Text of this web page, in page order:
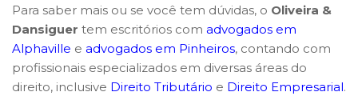
Para saber mais ou se você tem dúvidas, o Oliveira &
Dansiguer tem escritórios com advogados em
Alphaville e advogados em Pinheiros, contando com
profissionais especializados em diversas áreas do
direito, inclusive Direito Tributário e Direito Empresarial.